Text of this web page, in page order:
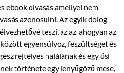
ebook olvasás amellyel nem
azonosulni. Az egyik dolog,
teszi, az az, ahogyan az
egyensúlyoz, feszültséget és
rejtélyes halálának és egy ősi
története egy lenyűgöző mese,